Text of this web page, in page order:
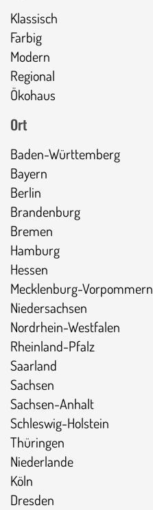
Ort
Baden-Württemberg
Bayern
Berlin
Brandenburg
Bremen
Hamburg
Hessen
Mecklenburg-Vorpommern
Niedersachsen
Nordrhein-Westfalen
Rheinland-Pfalz
Saarland
Sachsen
Sachsen-Anhalt
Schleswig-Holstein
Thüringen
Niederlande
Köln
Dresden
Klassisch
Farbig
Modern
Regional
Ökohaus